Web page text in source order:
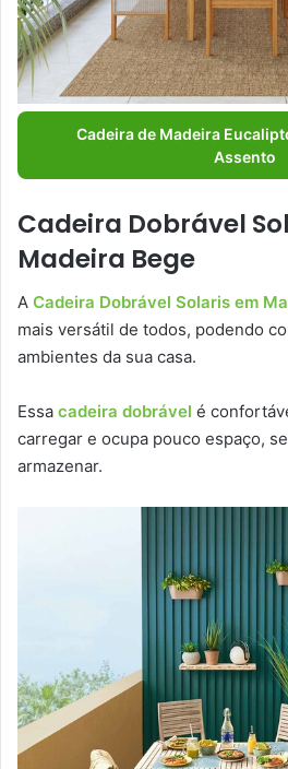
Cadeira de Madeira
Assento
Cadeira Dobrável
Madeira Bege
A Cadeira Dobrável Solaris em
mais versátil de todos, podendo
ambientes da sua casa.
Essa cadeira dobrável é
carregar e ocupa pouco espaço,
armazenar.